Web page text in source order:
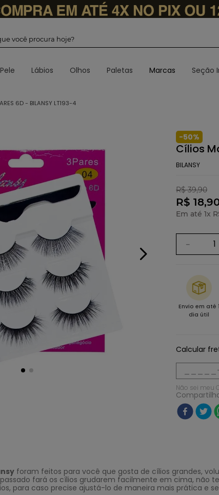
Pele Lábios Olhos Paletas Marcas Seção
6D - BILANSY LT193-4
-50%
Cílios
BILANSY
R$ 39,90
R$
Em até 1x
－
Envio em até 1
dia útil
Calcular
Não sei meu
foram feitos para você que gosta de cílios grandes,
fará os cílios grudarem facilmente em cima, não
para caso precise ajustá-lo de maneira mais prática e